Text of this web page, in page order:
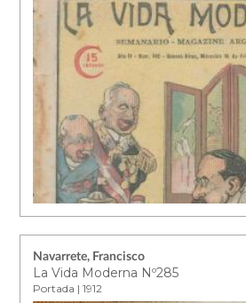
Navarrete, Francisco
La Vida Moderna Nº285
Portada | 1912